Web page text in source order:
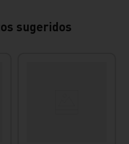
sugeridos